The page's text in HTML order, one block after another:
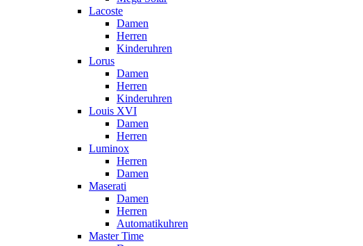
Lacoste
Damen
Herren
Kinderuhren
Lorus
Damen
Herren
Kinderuhren
Louis XVI
Damen
Herren
Luminox
Herren
Damen
Maserati
Damen
Herren
Automatikuhren
Master Time